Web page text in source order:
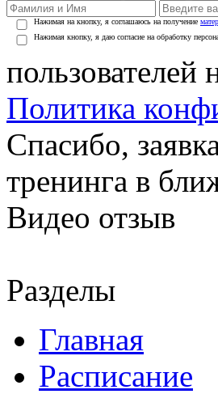
Нажимая на кнопку, я соглашаюсь на получение
Нажимая кнопку, я даю согласие на обработку
Политика
Спасибо,
тренинга в
Видео отзыв
Разделы
Главная
Расписание